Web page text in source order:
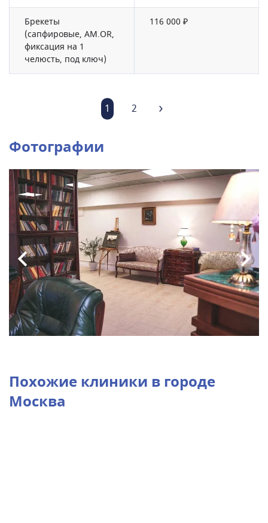
Брекеты
(сапфировые, AM.OR,
фиксация на 1
челюсть, под ключ)
116 000 ₽
1 2
Фотографии
Похожие клиники в городе
Москва